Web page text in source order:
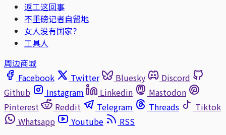
返工这回事
不重磅记者自留地
女人没有国家？
工具人
周边商城
Facebook
Twitter Bluesky
Discord
Github
Instagram Linkedin
Mastodon
Pinterest
Reddit Telegram Threads
Tiktok
Whatsapp
Youtube
RSS